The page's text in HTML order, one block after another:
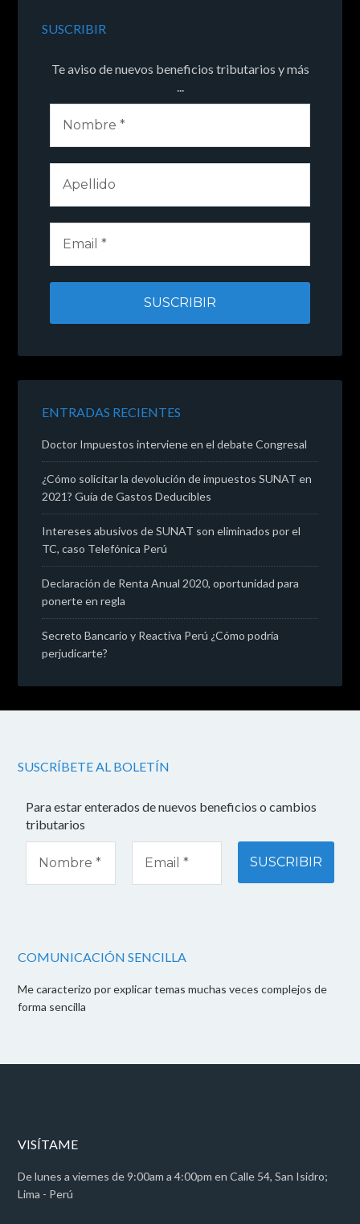
SUSCRIBIR
Te aviso de nuevos beneficios tributarios y más
...
ENTRADAS RECIENTES
Doctor Impuestos interviene en el debate Congresal
¿Cómo solicitar la devolución de impuestos SUNAT en
2021? Guía de Gastos Deducibles
Intereses abusivos de SUNAT son eliminados por el
TC, caso Telefónica Perú
Declaración de Renta Anual 2020, oportunidad para
ponerte en regla
Secreto Bancario y Reactiva Perú ¿Cómo podría
perjudicarte?
SUSCRÍBETE AL BOLETÍN
Para estar enterados de nuevos beneficios o cambios
tributarios
COMUNICACIÓN SENCILLA
Me caracterizo por explicar temas muchas veces complejos de
forma sencilla
VISÍTAME
De lunes a viernes de 9:00am a 4:00pm en Calle 54, San Isidro;
Lima - Perú